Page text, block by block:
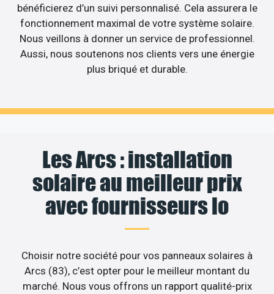
bénéficierez d’un suivi personnalisé. Cela assurera le
fonctionnement maximal de votre système solaire.
Nous veillons à donner un service de professionnel.
Aussi, nous soutenons nos clients vers une énergie
plus briqué et durable.
Les Arcs : installation
solaire au meilleur prix
avec fournisseurs lo
Choisir notre société pour vos panneaux solaires à
Arcs (83), c’est opter pour le meilleur montant du
marché. Nous vous offrons un rapport qualité-prix